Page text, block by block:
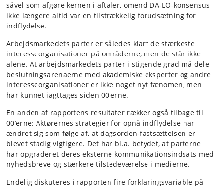
såvel som afgøre kernen i aftaler, omend DA-LO-konsensus
ikke længere altid var en tilstrækkelig forudsætning for
indflydelse.
Arbejdsmarkedets parter er således klart de stærkeste
interesseorganisationer på områderne, men de står ikke
alene. At arbejdsmarkedets parter i stigende grad må dele
beslutningsarenaerne med akademiske eksperter og andre
interesseorganisationer er ikke noget nyt fænomen, men
har kunnet iagttages siden 00’erne.
En anden af rapportens resultater rækker også tilbage til
00’erne: Aktørernes strategier for opnå indflydelse har
ændret sig som følge af, at dagsorden-fastsættelsen er
blevet stadig vigtigere. Det har bl.a. betydet, at parterne
har opgraderet deres eksterne kommunikationsindsats med
nyhedsbreve og stærkere tilstedeværelse i medierne.
Endelig diskuteres i rapporten fire forklaringsvariable på